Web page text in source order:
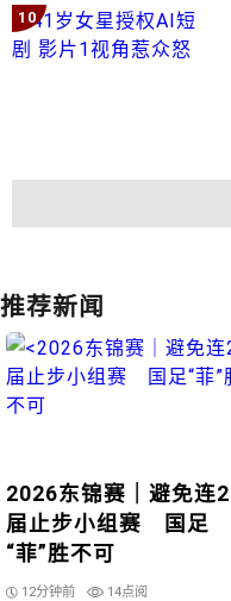
10
推荐新闻
2026东锦赛｜避免连2
届止步小组赛 国足
“菲”胜不可
12分钟前 14点阅